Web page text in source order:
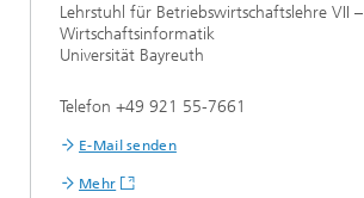
Lehrstuhl für Betriebswirtschaftslehre VII –
Wirtschaftsinformatik
Universität Bayreuth
Telefon +49 921 55-7661
E-Mail senden
Mehr